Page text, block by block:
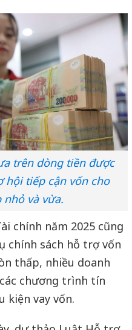
trên dòng tiền được
hội tiếp cận vốn cho
và vừa.
chính năm 2025 cũng
chính sách hỗ trợ vốn
thấp, nhiều doanh
chương trình tín
kiện vay vốn.